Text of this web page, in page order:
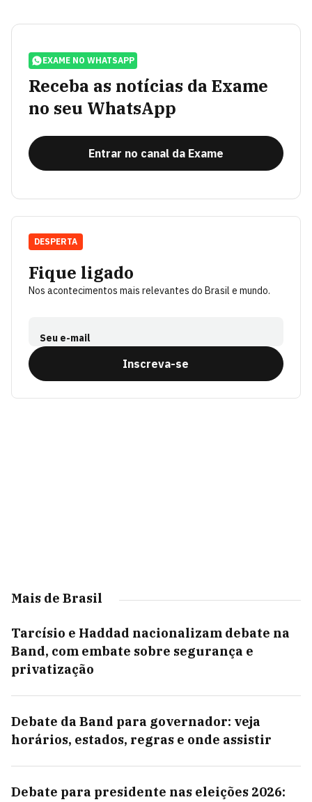
EXAME NO WHATSAPP
Receba as notícias da Exame
no seu WhatsApp
Entrar no canal da Exame
Fique ligado
Nos acontecimentos mais relevantes do Brasil e mundo.
Seu e-mail
Inscreva-se
DESPERTA
Mais de Brasil
Tarcísio e Haddad nacionalizam debate na
Band, com embate sobre segurança e
privatização
Debate da Band para governador: veja
horários, estados, regras e onde assistir
Debate para presidente nas eleições 2026: